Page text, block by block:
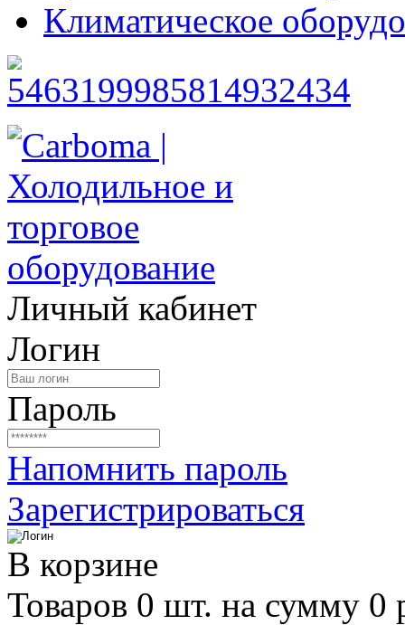
Климатическое
Личный кабинет
Логин
Пароль
Напомнить пароль
Зарегистрироваться
В корзине
Товаров 0 шт. на сумму 0